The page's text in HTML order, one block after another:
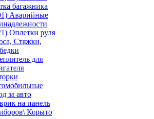
багажника
Аварийные
Оплетки руля
Стяжки,
для
за авто
на панель
Корыто